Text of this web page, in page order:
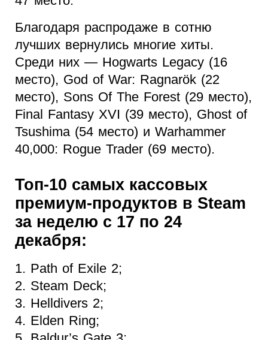
Благодаря распродаже в сотню
лучших вернулись многие хиты.
Среди них — Hogwarts Legacy (16
место), God of War: Ragnarök (22
место), Sons Of The Forest (29 место),
Final Fantasy XVI (39 место), Ghost of
Tsushima (54 место) и Warhammer
40,000: Rogue Trader (69 место).
Топ-10 самых кассовых
премиум-продуктов в Steam
за неделю с 17 по 24
декабря:
1. Path of Exile 2;
2. Steam Deck;
3. Helldivers 2;
4. Elden Ring;